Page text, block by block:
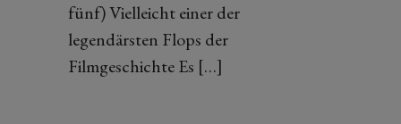
fünf) Vielleicht einer der
legendärsten Flops der
Filmgeschichte Es […]